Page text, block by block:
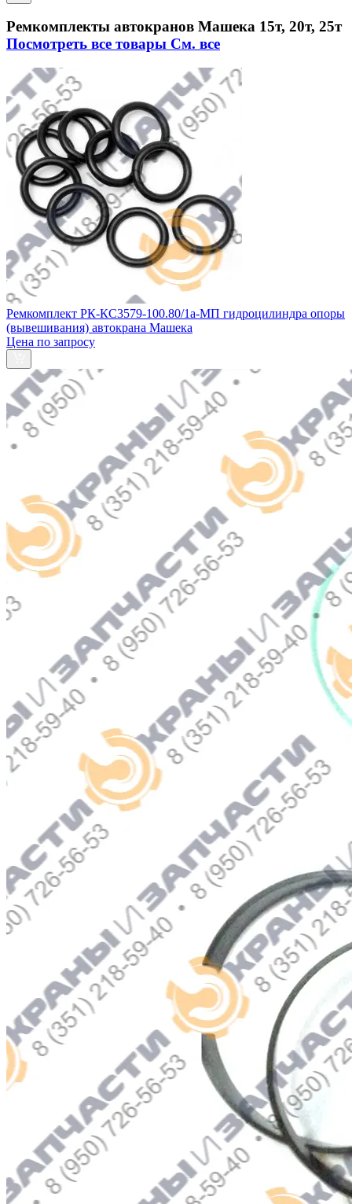
Ремкомплекты автокранов Машека 15т, 20т, 25т
Посмотреть все товары См. все
Ремкомплект РК-КС3579-100.80/1а-МП гидроцилиндра опоры
(вывешивания) автокрана Машека
Цена по запросу